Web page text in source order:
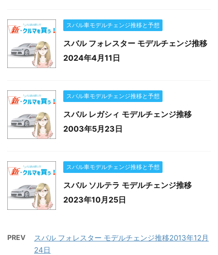
スバル車モデルチェンジ推移と予想
スバル フォレスター モデルチェンジ推移
2024年4月11日
スバル車モデルチェンジ推移と予想
スバル レガシィ モデルチェンジ推移
2003年5月23日
スバル車モデルチェンジ推移と予想
スバル ソルテラ モデルチェンジ推移
2023年10月25日
PREV
スバル フォレスター モデルチェンジ推移2013年12月
24日